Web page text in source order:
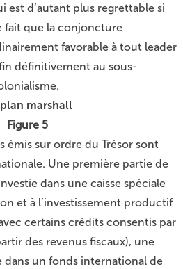
est d’autant plus regrettable si
fait que la conjoncture
favorable à tout leader
définitivement au sous-
marshall
Figure 5
émis sur ordre du Trésor sont
Une première partie de
dans une caisse spéciale
et à l’investissement productif
certains crédits consentis par
des revenus fiscaux), une
dans un fonds international de